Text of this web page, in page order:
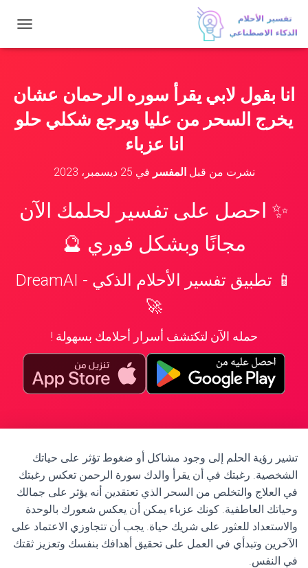
ب
ا
ت
انا بقول لابي يقرأ سوره الرحمان عشان
يخرج السحر من عليا ويرجع شكلي حلو
انا عزباء
نشرت من قبلالمفسر في 25 ديسمبر، 2023
✨ احصل على تفسير لحلمك الآن
مجانًا وبشكل فوري 🔮
📱 تطبيق تفسير الأحلام الذكي - DreamAI
🚀
حمله الآن لتكتشف أسرار أحلامك بسهولة !
تشير رؤية الحلم إلى وجود مشاكل أو ضغوط تؤثر على حياتك
الشخصية. رغبتك في أن يقرأ والدك سورة الرحمن تعكس رغبتك
في العلاج والتخلص من السحر الذي تعتقدين أنه يؤثر على جمالك
وحياتك العاطفية. كونك عزباء يمكن أن يعكس شعورك بالوحدة
والاستعداد للعثور على شريك حياة. يجب أن تتجاوزي الاعتماد على
الآخرين وتبدأي في العمل على تحقيق أهدافك بنفسك وتعزيز ثقتك
في النفس.